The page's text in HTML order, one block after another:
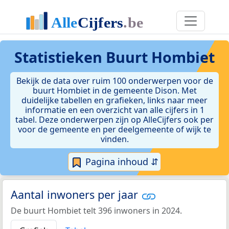
Statistieken Buurt Hombiet
Bekijk de data over ruim 100 onderwerpen voor de
buurt Hombiet in de gemeente Dison. Met
duidelijke tabellen en grafieken, links naar meer
informatie en een overzicht van alle cijfers in 1
tabel. Deze onderwerpen zijn op AlleCijfers ook per
voor de gemeente en per deelgemeente of wijk te
vinden.
Pagina inhoud ⇵
Aantal inwoners per jaar
De buurt Hombiet telt 396 inwoners in 2024.